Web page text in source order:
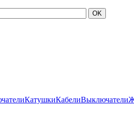
КатушкиКабелиВыключатели